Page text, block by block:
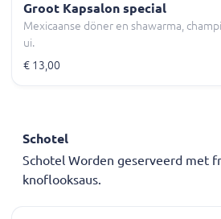
Groot Kapsalon special
Mexicaanse döner en shawarma,
ui.
€ 13,00
Schotel
Schotel Worden geserveerd met
knoflooksaus.